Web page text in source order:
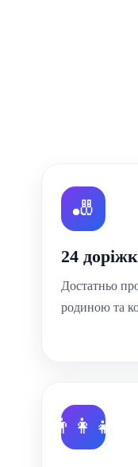
🎳
24
Достатньо
родиною та
👨‍👩‍👧